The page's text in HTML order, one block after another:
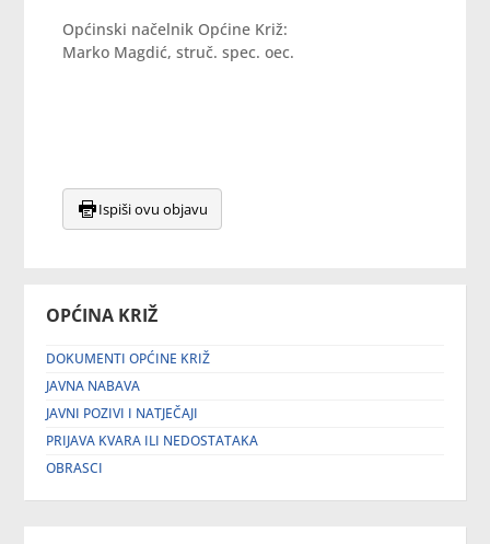
OPĆINA KRIŽ
DOKUMENTI OPĆINE KRIŽ
JAVNA NABAVA
JAVNI POZIVI I NATJEČAJI
PRIJAVA KVARA ILI NEDOSTATAKA
OBRASCI
Općinski načelnik Općine Križ:
Marko Magdić, struč. spec. oec.
Ispiši ovu objavu